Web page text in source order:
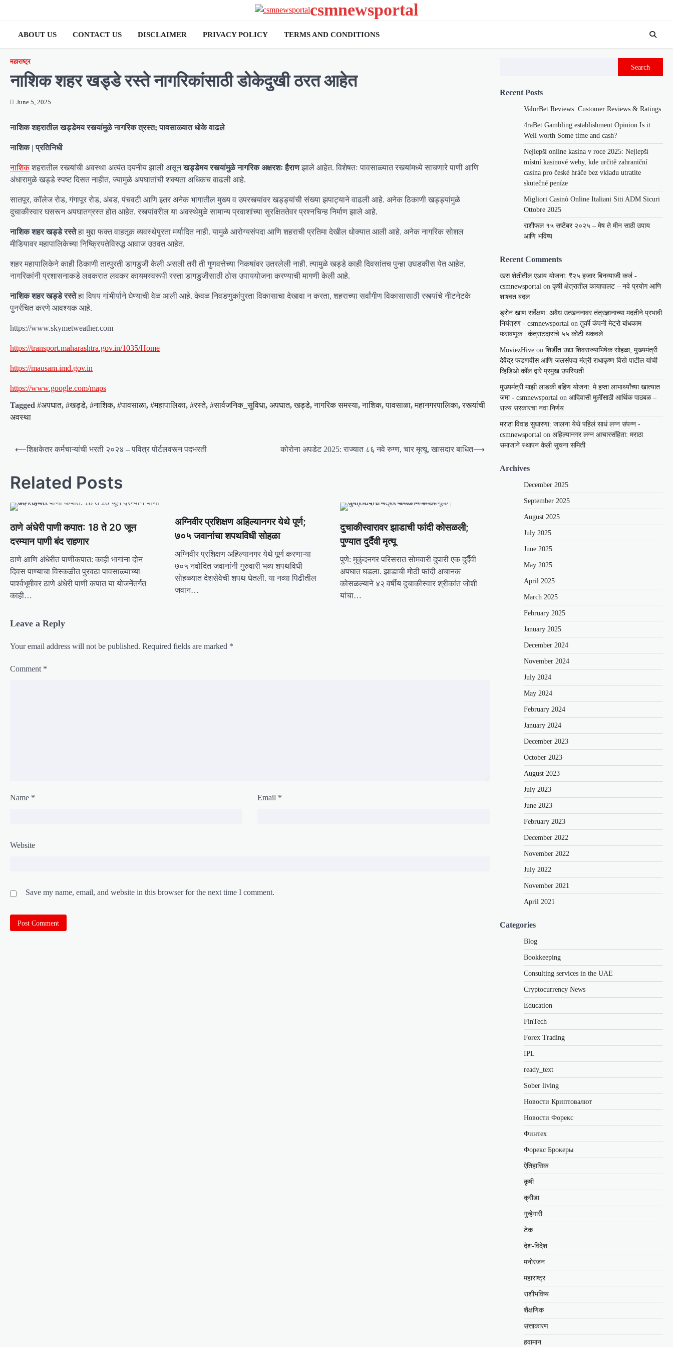
csmnewsportal
ABOUT US CONTACT US DISCLAIMER PRIVACY POLICY TERMS AND CONDITIONS
महाराष्ट्र
नाशिक शहर खड्डे रस्ते नागरिकांसाठी डोकेदुखी ठरत आहेत
June 5, 2025
नाशिक शहरातील खड्डेमय रस्त्यांमुळे नागरिक त्रस्त; पावसाळ्यात धोके वाढले
नाशिक | प्रतिनिधी
नाशिकशहरातील रस्त्यांची अवस्था अत्यंत दयनीय झाली असूनखड्डेमय रस्त्यांमुळे नागरिक अक्षरशः हैराणझाले आहेत. विशेषतः पावसाळ्यात रस्त्यांमध्ये साचणारे पाणी आणि
अंधारामुळे खड्डे स्पष्ट दिसत नाहीत, ज्यामुळे अपघातांची शक्यता अधिकच वाढली आहे.
सातपूर, कॉलेज रोड, गंगापूर रोड, अंबड, पंचवटी आणि इतर अनेक भागातील मुख्य व उपरस्त्यांवर खड्ड्यांची संख्या झपाट्याने वाढली आहे. अनेक ठिकाणी खड्ड्यांमुळे
दुचाकीस्वार घसरून अपघातग्रस्त होत आहेत. रस्त्यांवरील या अवस्थेमुळे सामान्य प्रवाशांच्या सुरक्षिततेवर प्रश्नचिन्ह निर्माण झाले आहे.
नाशिक शहर खड्डे रस्तेहा मुद्दा फक्त वाहतूक व्यवस्थेपुरता मर्यादित नाही. यामुळे आरोग्यसंपदा आणि शहराची प्रतिमा देखील धोक्यात आली आहे. अनेक नागरिक सोशल
मीडियावर महापालिकेच्या निष्क्रियतेविरुद्ध आवाज उठवत आहेत.
शहर महापालिकेने काही ठिकाणी तात्पुरती डागडुजी केली असली तरी ती गुणवत्तेच्या निकषांवर उतरलेली नाही. त्यामुळे खड्डे काही दिवसांतच पुन्हा उघडकीस येत आहेत.
नागरिकांनी प्रशासनाकडे लवकरात लवकर कायमस्वरूपी रस्ता डागडुजीसाठी ठोस उपाययोजना करण्याची मागणी केली आहे.
नाशिक शहर खड्डे रस्तेहा विषय गांभीर्याने घेण्याची वेळ आली आहे. केवळ निवडणुकांपुरता विकासाचा देखावा न करता, शहराच्या सर्वांगीण विकासासाठी रस्त्यांचे नीटनेटके
पुनर्रचित करणे आवश्यक आहे.
https://www.skymetweather.com
https://transport.maharashtra.gov.in/1035/Home
https://mausam.imd.gov.in
https://www.google.com/maps
Tagged #अपघात, #खड्डे, #नाशिक, #पावसाळा, #महापालिका, #रस्ते, #सार्वजनिक_सुविधा, अपघात,खड्डे,नागरिक समस्या,नाशिक,पावसाळा,महानगरपालिका,रस्त्यांची
अवस्था
s
t
n
a
v
i
g
a
t
n
⟵शिक्षकेतर कर्मचाऱ्यांची भरती २०२४ – पवित्र पोर्टलवरून पदभरती कोरोना अपडेट 2025: राज्यात ८६ नवे रुग्ण, चार मृत्यू, खासदार बाधित⟶
Related Posts
ठाणे अंधेरी पाणी कपात: 18 ते 20 जून
दरम्यान पाणी बंद राहणार
ठाणे आणि अंधेरीत पाणीकपात: काही भागांना दोन
दिवस पाण्याचा विस्कळीत पुरवठा पावसाळ्याच्या
पार्श्वभूमीवर ठाणे अंधेरी पाणी कपात या योजनेंतर्गत
काही…
अग्निवीर प्रशिक्षण अहिल्यानगर येथे पूर्ण;
७०५ जवानांचा शपथविधी सोहळा
अग्निवीर प्रशिक्षण अहिल्यानगर येथे पूर्ण करणाऱ्या
७०५ नवोदित जवानांनी गुरुवारी भव्य शपथविधी
सोहळ्यात देशसेवेची शपथ घेतली. या नव्या पिढीतील
जवान…
दुचाकीस्वारावर झाडाची फांदी कोसळली;
पुण्यात दुर्दैवी मृत्यू
पुणे: मुकुंदनगर परिसरात सोमवारी दुपारी एक दुर्दैवी
अपघात घडला. झाडाची मोठी फांदी अचानक
कोसळल्याने ४२ वर्षीय दुचाकीस्वार श्रीकांत जोशी
यांचा…
Leave a Reply
Your email address will not be published. Required fields are marked *
Comment *
Name * Email *
Website
Save my name, email, and website in this browser for the next time I comment.
Search
Recent Posts
ValorBet Reviews: Customer Reviews & Ratings
4raBet Gambling establishment Opinion Is it
Well worth Some time and cash?
Nejlepší online kasina v roce 2025: Nejlepší
místní kasinové weby, kde určitě zahraniční
casina pro české hráče bez vkladu utratíte
skutečné peníze
Migliori Casinò Online Italiani Siti ADM Sicuri
Ottobre 2025
राशीफल १५ सप्टेंबर २०२५ – मेष ते मीन साठी उपाय
आणि भविष्य
Recent Comments
ऊस शेतीतील एआय योजना: ₹२५ हजार बिनव्याजी कर्ज -
csmnewsportal on कृषी क्षेत्रातील कायापालट – नवे प्रयोग आणि
शाश्वत बदल
ड्रोन खाण सर्वेक्षण: अवैध उत्खननावर तंत्रज्ञानाच्या मदतीने प्रभावी
नियंत्रण - csmnewsportal on तुर्की कंपनी मेट्रो बांधकाम
फसवणूक | कंत्राटदारांचे ५५ कोटी थकवले
MoviezHive on शिर्डीत उद्या शिवराज्याभिषेक सोहळा; मुख्यमंत्री
देवेंद्र फडणवीस आणि जलसंपदा मंत्री राधाकृष्ण विखे पाटील यांची
व्हिडिओ कॉल द्वारे प्रमुख उपस्थिती
मुख्यमंत्री माझी लाडकी बहिण योजना: मे हप्ता लाभार्थ्यांच्या खात्यात
जमा - csmnewsportal on आदिवासी मुलींसाठी आर्थिक पाठबळ –
राज्य सरकारचा नवा निर्णय
मराठा विवाह सुधारणा: जालना येथे पहिलं साधं लग्न संपन्न -
csmnewsportal on अहिल्यानगर लग्न आचारसंहिता: मराठा
समाजाने स्थापन केली सुचना समिती
Archives
December 2025
September 2025
August 2025
July 2025
June 2025
May 2025
April 2025
March 2025
February 2025
January 2025
December 2024
November 2024
July 2024
May 2024
February 2024
January 2024
December 2023
October 2023
August 2023
July 2023
June 2023
February 2023
December 2022
November 2022
July 2022
November 2021
April 2021
Categories
Blog
Bookkeeping
Consulting services in the UAE
Cryptocurrency News
Education
FinTech
Forex Trading
IPL
ready_text
Sober living
Новости Криптовалют
Новости Форекс
Финтех
Форекс Брокеры
ऐतिहासिक
कृषी
क्रीडा
गुन्हेगारी
टेक
देश-विदेश
मनोरंजन
महाराष्ट्र
राशीभविष्य
शैक्षणिक
सत्ताकारण
हवामान